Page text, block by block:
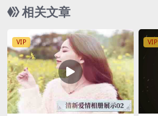
相关文章
VIP VIP